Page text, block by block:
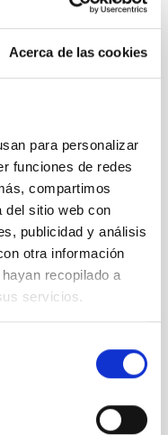
Acerca de las cookies
para personalizar
funciones de redes
compartimos
del sitio web con
publicidad y análisis
otra información
recopilado a
servicios.